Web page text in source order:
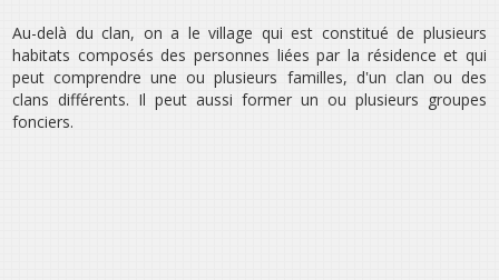
Au-delà du clan, on a le village qui est constitué de plusieurs
habitats composés des personnes liées par la résidence et qui
peut comprendre une ou plusieurs familles, d‛un clan ou des
clans différents. Il peut aussi former un ou plusieurs groupes
fonciers.